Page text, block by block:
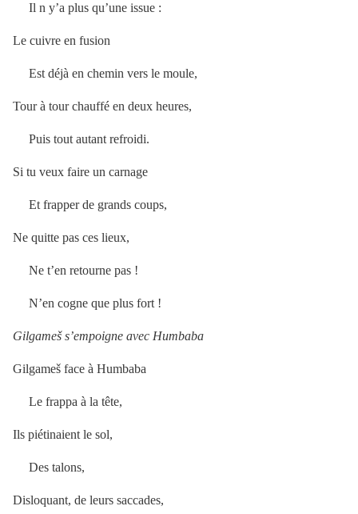
Il n y’a plus qu’une issue :
Le cuivre en fusion
Est déjà en chemin vers le moule,
Tour à tour chauffé en deux heures,
Puis tout autant refroidi.
Si tu veux faire un carnage
Et frapper de grands coups,
Ne quitte pas ces lieux,
Ne t’en retourne pas !
N’en cogne que plus fort !
Gilgameš s’empoigne avec Humbaba
Gilgameš face à Humbaba
Le frappa à la tête,
Ils piétinaient le sol,
Des talons,
Disloquant, de leurs saccades,